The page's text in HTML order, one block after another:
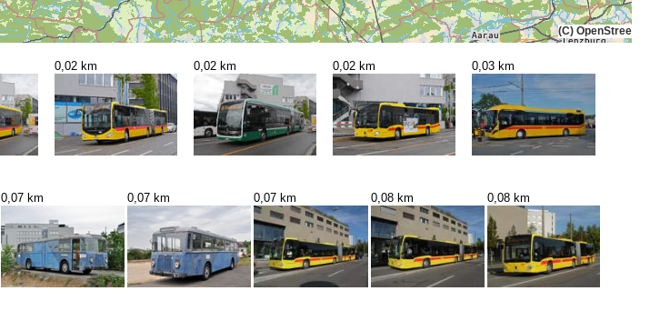
(C)
0,02 km 0,02 km 0,02 km 0,03 km
0,07 km 0,07 km 0,07 km 0,08 km 0,08 km